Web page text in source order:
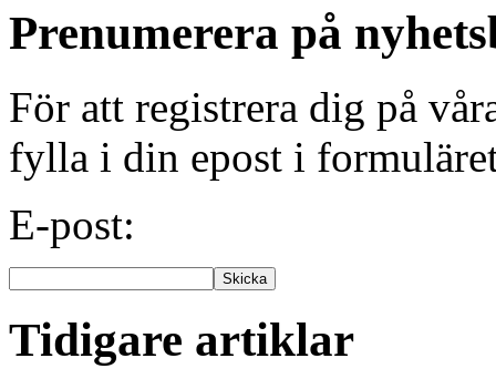
Prenumerera på
För att registrera dig på
fylla i din epost i
E-post:
Tidigare artiklar